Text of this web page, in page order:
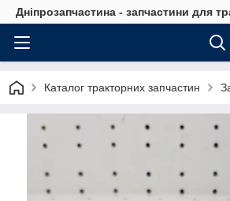
Дніпрозапчастина - запчастини для
Каталог тракторних запчастин